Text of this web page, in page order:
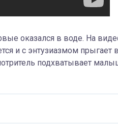
оказался в воде. На
и с энтузиазмом прыгает
подхватывает